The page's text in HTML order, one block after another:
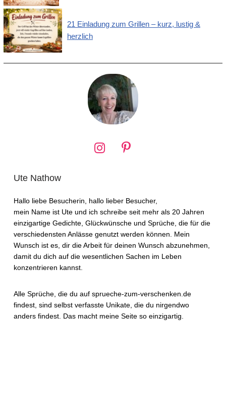
21 Einladung zum Grillen – kurz, lustig &
herzlich
Ute Nathow
Hallo liebe Besucherin, hallo lieber Besucher,
mein Name ist Ute und ich schreibe seit mehr als 20 Jahren
einzigartige Gedichte, Glückwünsche und Sprüche, die für die
verschiedensten Anlässe genutzt werden können. Mein
Wunsch ist es, dir die Arbeit für deinen Wunsch abzunehmen,
damit du dich auf die wesentlichen Sachen im Leben
konzentrieren kannst.
Alle Sprüche, die du auf sprueche-zum-verschenken.de
findest, sind selbst verfasste Unikate, die du nirgendwo
anders findest. Das macht meine Seite so einzigartig.